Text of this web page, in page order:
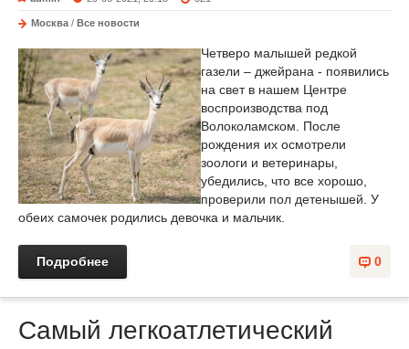
Москва / Все новости
Четверо малышей редкой
газели – джейрана - появились
на свет в нашем Центре
воспроизводства под
Волоколамском. После
рождения их осмотрели
зоологи и ветеринары,
убедились, что все хорошо,
проверили пол детенышей. У
обеих самочек родились девочка и мальчик.
0
Подробнее
Самый легкоатлетический